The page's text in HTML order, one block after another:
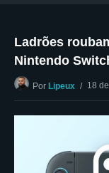
Ladrões
Nintendo
Por Lipeux 18